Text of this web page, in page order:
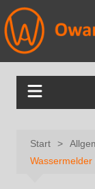
Start
Wassermelder